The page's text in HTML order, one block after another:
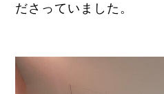
ださっていました。